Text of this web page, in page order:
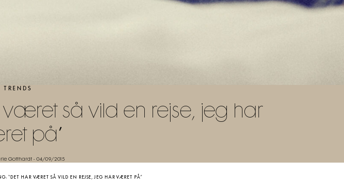
TRENDS
været så vild en rejse, jeg har
på”
Gotthardt- 04/09/2015
“DET HAR VÆRET SÅ VILD EN REJSE, JEG HAR VÆRET PÅ”